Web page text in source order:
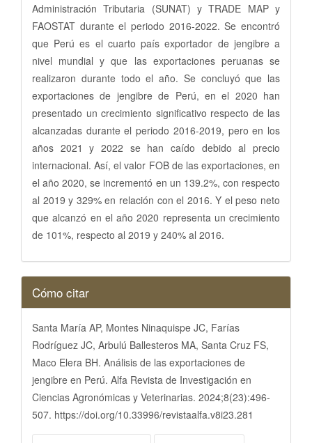
Administración Tributaria (SUNAT) y TRADE MAP y
FAOSTAT durante el periodo 2016-2022. Se encontró
que Perú es el cuarto país exportador de jengibre a
nivel mundial y que las exportaciones peruanas se
realizaron durante todo el año. Se concluyó que las
exportaciones de jengibre de Perú, en el 2020 han
presentado un crecimiento significativo respecto de las
alcanzadas durante el periodo 2016-2019, pero en los
años 2021 y 2022 se han caído debido al precio
internacional. Así, el valor FOB de las exportaciones, en
el año 2020, se incrementó en un 139.2%, con respecto
al 2019 y 329% en relación con el 2016. Y el peso neto
que alcanzó en el año 2020 representa un crecimiento
de 101%, respecto al 2019 y 240% al 2016.
Detalles
del
artículo
Cómo citar
Santa María AP, Montes Ninaquispe JC, Farías
Rodríguez JC, Arbulú Ballesteros MA, Santa Cruz FS,
Maco Elera BH. Análisis de las exportaciones de
jengibre en Perú. Alfa Revista de Investigación en
Ciencias Agronómicas y Veterinarias. 2024;8(23):496-
507. https://doi.org/10.33996/revistaalfa.v8i23.281